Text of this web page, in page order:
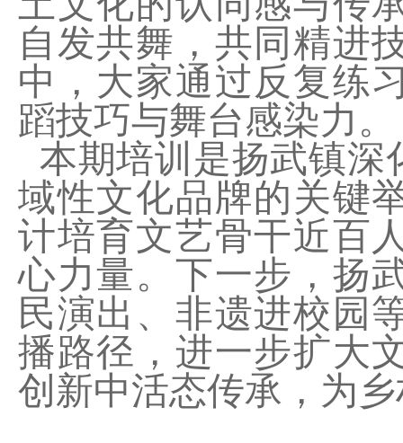
自发共舞， 共同精进
中， 大家通过反复练
蹈技巧与舞台感染力。
本期培训是扬武镇深
域性文化品牌的关键
计培育文艺骨干近百
心力量。 下一步 ，扬
民演出、非遗进校园
播路径，进一步扩大
创新中活态传承，为